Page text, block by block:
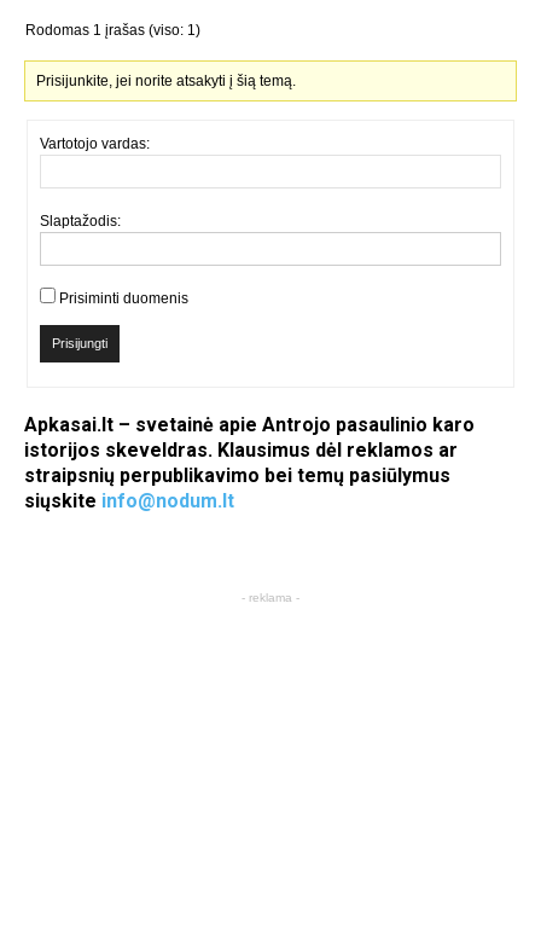
Rodomas 1 įrašas (viso: 1)
Prisijunkite, jei norite atsakyti į šią temą.
Vartotojo vardas:
Slaptažodis:
Prisiminti duomenis
Prisijungti
Apkasai.lt – svetainė apie Antrojo pasaulinio karo
istorijos skeveldras. Klausimus dėl reklamos ar
straipsnių perpublikavimo bei temų pasiūlymus
siųskite info@nodum.lt
- reklama -